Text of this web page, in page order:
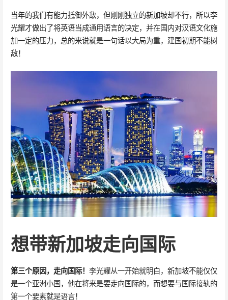
当年的我们有能力抵御外敌，但刚刚独立的新加坡却不行，所以李
光耀才做出了将英语当成通用语言的决定，并在国内对汉语文化施
加一定的压力，总的来说就是一句话以大局为重，建国初期不能树
敌！
想带新加坡走向国际
第三个原因，走向国际！ 李光耀从一开始就明白，新加坡不能仅仅
是一个亚洲小国，他在将来是要走向国际的，而想要与国际接轨的
第一个要素就是语言！